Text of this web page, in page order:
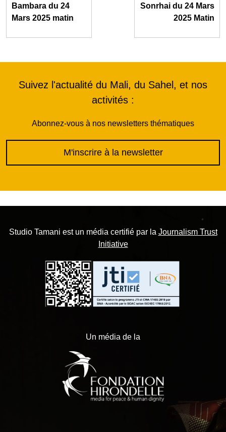
Bambara du 24
Mars 2025 matin
Sonrhai du 24 Mars
2025 Matin
Suivez l'actualité du Mali, du Sahel, et nos
activités :
Abonnez-vous à nos newsletters thématiques
M'inscrire à la newsletter
Studio Tamani est un média certifié par la Journalism Trust
Initiative
Un média de la